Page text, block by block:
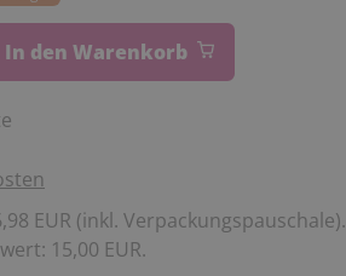
In den Warenkorb
EUR (inkl. Verpackungspauschale).
15,00 EUR.